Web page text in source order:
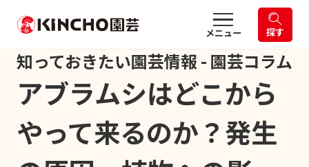
メニュー 探す
知っておきたい園芸情報 - 園芸コラム
アブラムシはどこから
やって来るのか？発生